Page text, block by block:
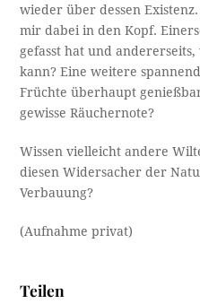
wieder über dessen
mir dabei in den Kopf.
gefasst hat und
kann? Eine weitere
Früchte überhaupt
gewisse Räuchernote?
Wissen vielleicht andere
diesen Widersacher der
Verbauung?
(Aufnahme privat)
Teilen